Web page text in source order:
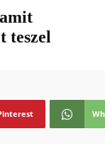
teszel